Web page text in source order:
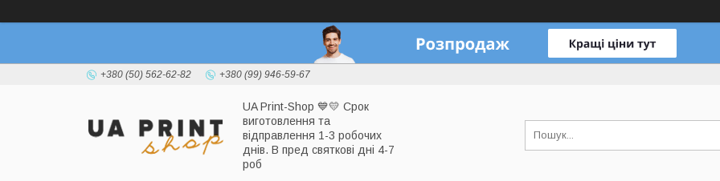
+380 (50) 562-62-82 +380 (99) 946-59-67
UA Print-Shop ​💙💛 Срок
виготовлення та
відправлення 1-3 робочих
днів. В пред святкові дні 4-7
роб